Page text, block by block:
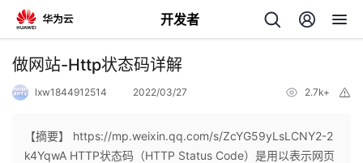
开发者
返
做网站-Http状态码详解
lxw1844912514 2022/03/27 2.7k+
【摘要】 https://mp.weixin.qq.com/s/ZcYG59yLsLCNY2-2
k4YqwA HTTP状态码（HTTP Status Code）是用以表示网页